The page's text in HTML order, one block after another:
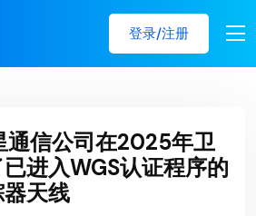
登录/注册
信公司在2025年卫
进入WGS认证程序的
天线